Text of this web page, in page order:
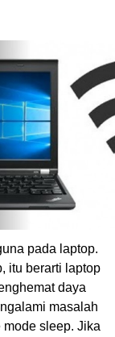
pada laptop.
itu berarti laptop
daya
masalah
mode sleep. Jika